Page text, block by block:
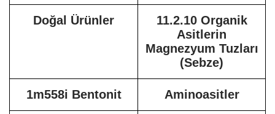
Doğal Ürünler
11.2.10 Organik
Asitlerin
Magnezyum Tuzları
(Sebze)
1m558i Bentonit Aminoasitler